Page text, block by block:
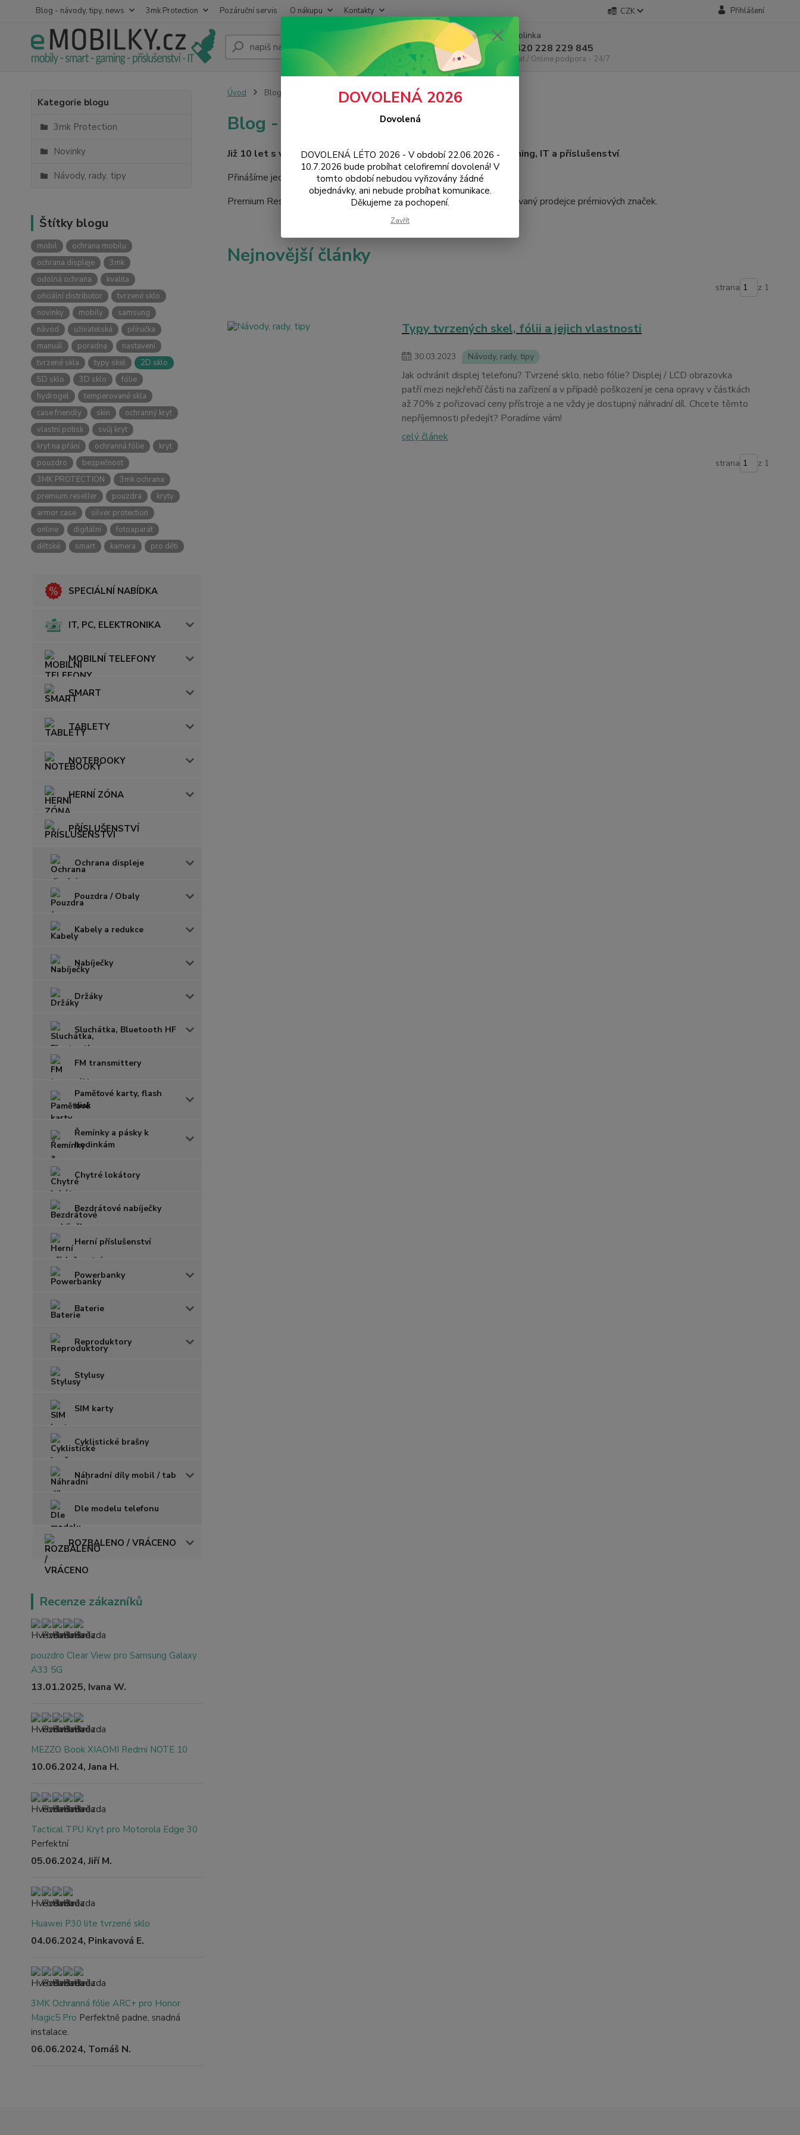
Blog - návody, tipy, news 3mk Protection Pozáruční servis O nákupu Kontakty CZK Přihlášení
Hledat
Infolinka
+420 228 229 845
Chat / Online podpora - 24/7
Kategorie blogu
3mk Protection
Novinky
Návody, rady, tipy
Štítky blogu
mobil
ochrana mobilu
ochrana displeje
3mk
odolná ochrana
kvalita
oficiální distributor
tvrzené sklo
novinky
mobily
samsung
návod
uživatelská
příručka
manuál
poradna
nastavení
tvrzené skla
typy skel
2D sklo
5D sklo
3D sklo
fólie
hydrogel
temperované skla
case friendly
skin
ochranný kryt
vlastní potisk
svůj kryt
kryt na přání
ochranná fólie
kryt
pouzdro
bezpečnost
3MK PROTECTION
3mk ochrana
premium reseller
pouzdra
kryty
armor case
silver protection
online
digitální
fotoaparát
dětské
smart kamera pro děti
SPECIÁLNÍ NABÍDKA
IT, PC, ELEKTRONIKA
MOBILNÍ TELEFONY
SMART
TABLETY
NOTEBOOKY
HERNÍ ZÓNA
PŘÍSLUŠENSTVÍ
Ochrana displeje
Pouzdra / Obaly
Kabely a redukce
Nabíječky
Držáky
Sluchátka, Bluetooth HF
FM transmittery
Paměťové karty, flash
disk
Řemínky a pásky k
hodinkám
Chytré lokátory
Bezdrátové nabíječky
Herní příslušenství
Powerbanky
Baterie
Reproduktory
Stylusy
SIM karty
Cyklistické brašny
Náhradní díly mobil / tab
Dle modelu telefonu
ROZBALENO / VRÁCENO
Recenze zákazníků
pouzdro Clear View pro Samsung Galaxy
A33 5G
13.01.2025, Ivana W.
MEZZO Book XIAOMI Redmi NOTE 10
10.06.2024, Jana H.
Tactical TPU Kryt pro Motorola Edge 30
Perfektní
05.06.2024, Jiří M.
Huawei P30 lite tvrzené sklo
04.06.2024, Pinkavová E.
3MK Ochranná fólie ARC+ pro Honor
Magic5 Pro Perfektně padne, snadná
instalace.
06.06.2024, Tomáš N.
Úvod Blog - návody, tipy, news
Blog - návody, tipy, news
Již 10 let s vámi, specialisté na mobily, chytrou elektroniku, gaming, IT a příslušenství.
Přinášíme jednu novinku za druhou. Návody a tipy k vašemu zařízení.
Premium Reseller a distributor 3mk Protection pro ČR a EU. Autorizovaný prodejce prémiových značek.
Nejnovější články
strana z 1
Typy tvrzených skel, fólii a jejich vlastnosti
30.03.2023 Návody, rady, tipy
Jak ochránit displej telefonu? Tvrzené sklo, nebo fólie? Displej / LCD obrazovka
patří mezi nejkřehčí části na zařízení a v případě poškození je cena opravy v částkách
až 70% z pořizovací ceny přístroje a ne vždy je dostupný náhradní díl. Chcete těmto
nepříjemnosti předejít? Poradíme vám!
celý článek
strana z 1
DOVOLENÁ 2026
Dovolená
DOVOLENÁ LÉTO 2026 - V období 22.06.2026 -
10.7.2026 bude probíhat celofiremní dovolená! V
tomto období nebudou vyřizovány žádné
objednávky, ani nebude probíhat komunikace.
Děkujeme za pochopení.
Zavřít